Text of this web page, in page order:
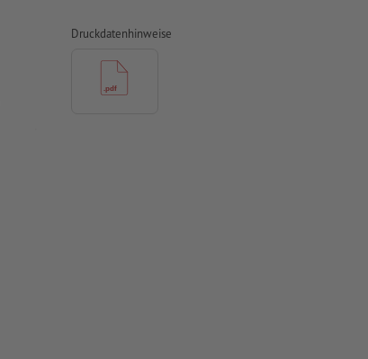
Druckdatenhinweise